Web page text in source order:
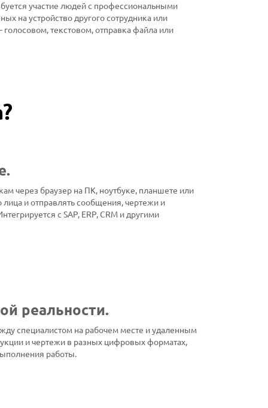
участие людей с профессиональными
на устройство другого сотрудника или
текстовом, отправка файла или
через браузер на ПК, ноутбуке, планшете или
и отправлять сообщения, чертежи и
с SAP, ERP, CRM и другими
реальности.
специалистом на рабочем месте и удаленным
и чертежи в разных цифровых форматах,
работы.